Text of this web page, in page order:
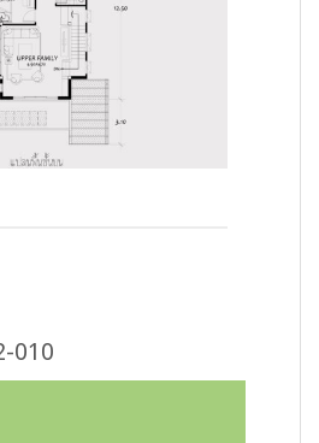
010